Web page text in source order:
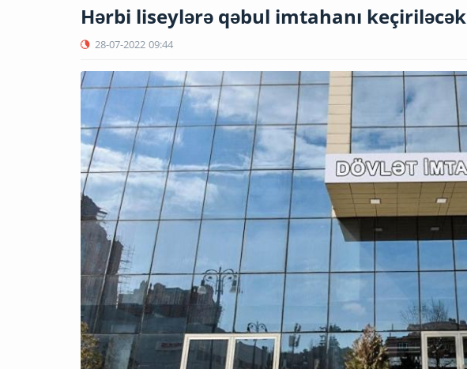
Hərbi liseylərə qəbul imtahanı keçiriləcək
28-07-2022 09:44